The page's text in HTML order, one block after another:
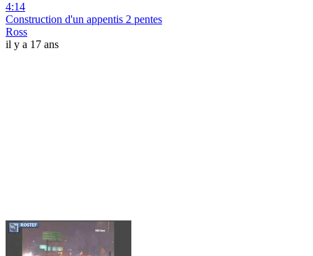
4:14
Construction d'un appentis 2 pentes
Ross
il y a 17 ans